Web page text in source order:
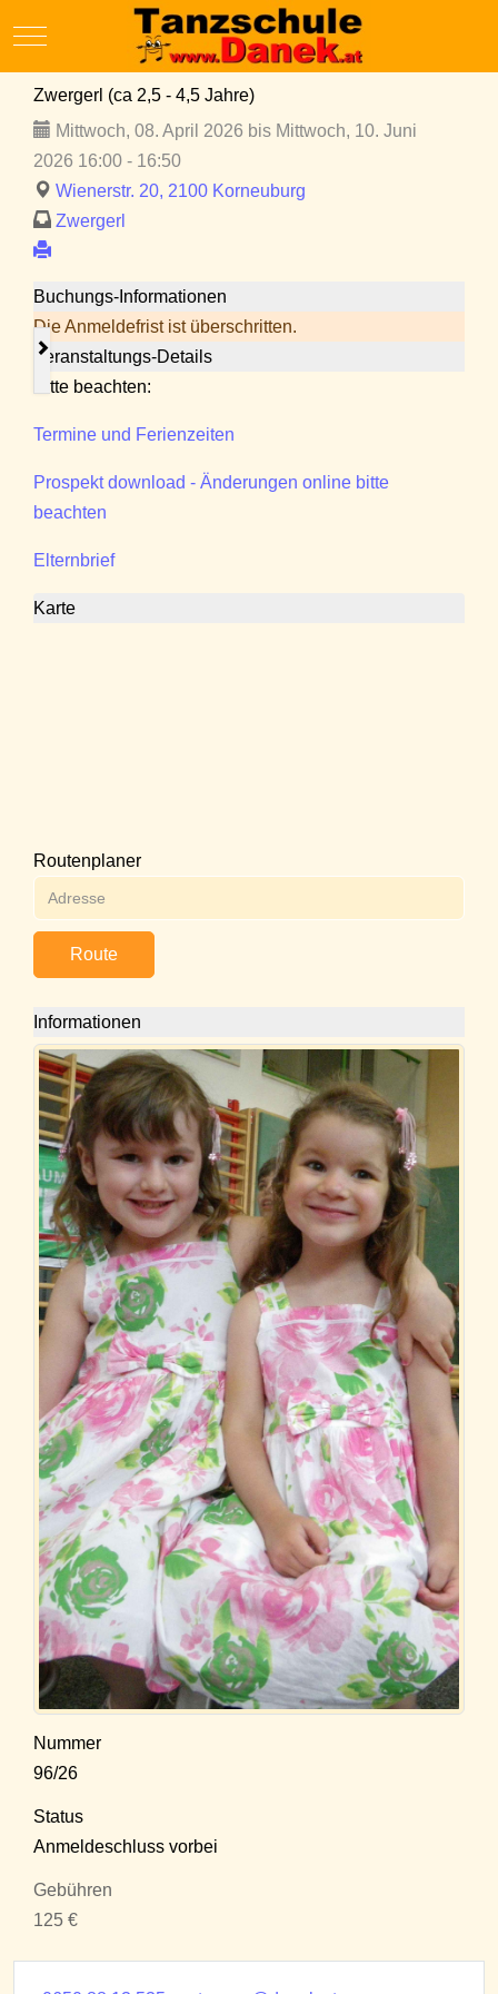
Mobile Menu Toggle
Zwergerl (ca 2,5 - 4,5 Jahre)
Mittwoch, 08. April 2026 bis Mittwoch, 10. Juni
2026 16:00 - 16:50
Wienerstr. 20, 2100 Korneuburg
Zwergerl
Buchungs-Informationen
Die Anmeldefrist ist überschritten.
Veranstaltungs-Details
Bitte beachten:
Termine und Ferienzeiten
Prospekt download - Änderungen online bitte
beachten
Elternbrief
Karte
Routenplaner
Route
Informationen
Nummer
96/26
Status
Anmeldeschluss vorbei
Gebühren
125 €